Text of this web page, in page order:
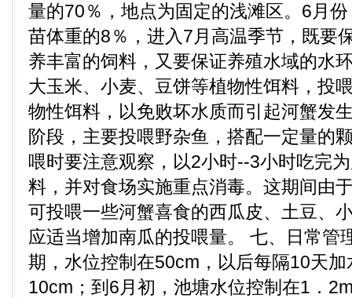
量的70％，地点为固定的浅滩区。6月
苗体重的8％，进入7月高温季节，既要
养丰富的饲料，又要保证养殖水域的水
大玉米、小麦、豆饼等植物性饵料，投
物性饵料，以免败坏水质而引起河蟹发
阶段，主要投喂野杂鱼，搭配一定量的
喂时要注意观察，以2小时--3小时吃完
料，并对食场实施重点消毒。这期间由
可投喂一些河蟹喜食的西瓜皮、土豆、
应适当增加南瓜的投喂量。 七、日常管
期，水位控制在50cm，以后每隔10天
10cm；到6月初，池塘水位控制在1．